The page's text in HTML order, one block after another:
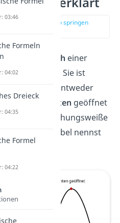
zur Stelle im Video springen
Graph einer
Funktion
. Sie ist
und kann entweder
nach unten geöffnet
höchsten beziehungsweiße
einer Parabel nennst
03:46
Formeln
04:02
Dreieck
04:35
Formel
04:22